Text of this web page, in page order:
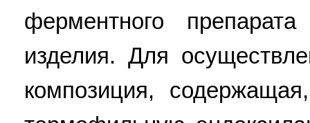
ферментного
изделия. Для
композиция,